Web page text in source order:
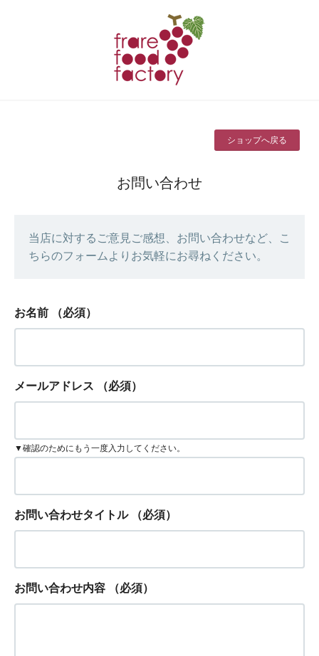
ショップへ戻る
お問い合わせ
当店に対するご意見ご感想、お問い合わせなど、こ
ちらのフォームよりお気軽にお尋ねください。
お名前 （必須）
メールアドレス （必須）
▼確認のためにもう一度入力してください。
お問い合わせタイトル （必須）
お問い合わせ内容 （必須）